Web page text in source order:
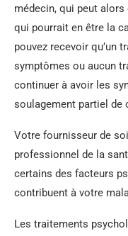
médecin, qui peut
qui pourrait en être la
pouvez recevoir qu’un
symptômes ou aucun
continuer à avoir les
soulagement partiel de
Votre fournisseur de
professionnel de la
certains des facteurs
contribuent à votre
Les traitements